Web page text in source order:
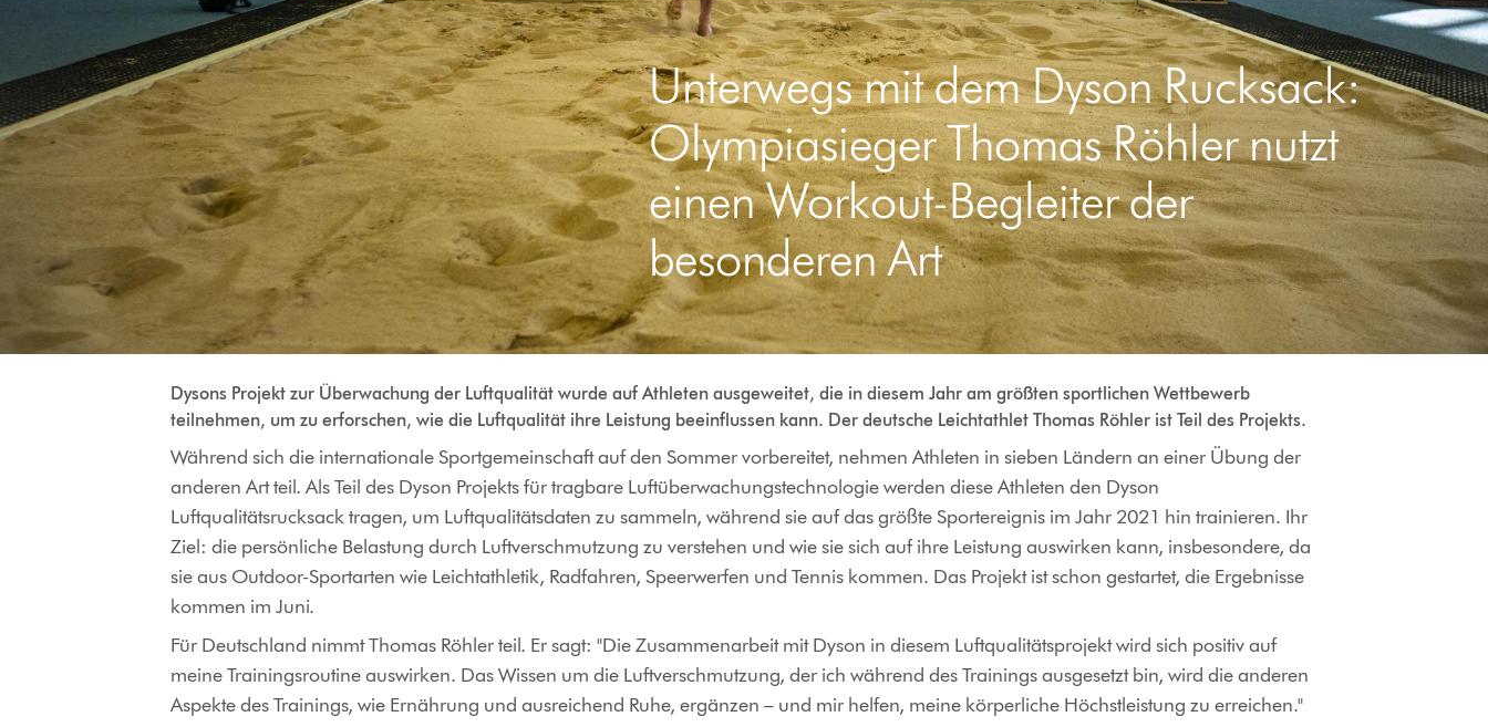
Unterwegs mit dem Dyson Rucksack:
Olympiasieger Thomas Röhler nutzt
einen Workout-Begleiter der
besonderen Art
Dysons Projekt zur Überwachung der Luftqualität wurde auf Athleten ausgeweitet, die in diesem Jahr am größten sportlichen Wettbewerb
teilnehmen, um zu erforschen, wie die Luftqualität ihre Leistung beeinflussen kann. Der deutsche Leichtathlet Thomas Röhler ist Teil des Projekts.
Während sich die internationale Sportgemeinschaft auf den Sommer vorbereitet, nehmen Athleten in sieben Ländern an einer Übung der
anderen Art teil. Als Teil des Dyson Projekts für tragbare Luftüberwachungstechnologie werden diese Athleten den Dyson
Luftqualitätsrucksack tragen, um Luftqualitätsdaten zu sammeln, während sie auf das größte Sportereignis im Jahr 2021 hin trainieren. Ihr
Ziel: die persönliche Belastung durch Luftverschmutzung zu verstehen und wie sie sich auf ihre Leistung auswirken kann, insbesondere, da
sie aus Outdoor-Sportarten wie Leichtathletik, Radfahren, Speerwerfen und Tennis kommen. Das Projekt ist schon gestartet, die Ergebnisse
kommen im Juni.
Für Deutschland nimmt Thomas Röhler teil. Er sagt: "Die Zusammenarbeit mit Dyson in diesem Luftqualitätsprojekt wird sich positiv auf
meine Trainingsroutine auswirken. Das Wissen um die Luftverschmutzung, der ich während des Trainings ausgesetzt bin, wird die anderen
Aspekte des Trainings, wie Ernährung und ausreichend Ruhe, ergänzen – und mir helfen, meine körperliche Höchstleistung zu erreichen."